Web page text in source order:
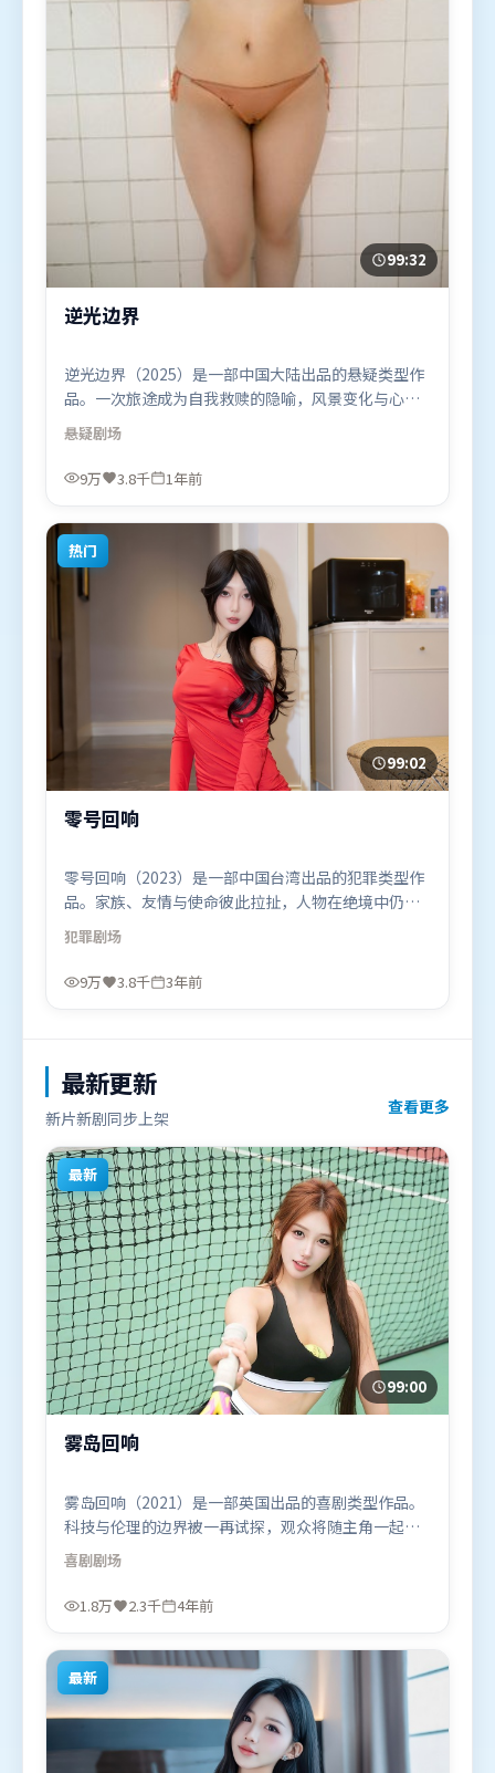
99:32
逆光边界
逆光边界（2025）是一部中国大陆出品的悬疑类型作
品。一次旅途成为自我救赎的隐喻，风景变化与心境
转折彼此呼应。叙事线索多线并进，最终在关键节点
收束。由丹尼斯·维伦纽瓦执导，张家辉、堺雅人、
谭卓，宋康昊等联袂出演。影片于2025年8月1日（中
观众观看。
悬疑剧场
9万 3.8千 1年前
热门
99:02
零号回响
零号回响（2023）是一部中国台湾出品的犯罪类型作
品。家族、友情与使命彼此拉扯，人物在绝境中仍试
图守住心中微光。摄影与美术共同营造出强烈地域气
质，增强沉浸感。由杜琪峰执导，雷佳音、吴京、段
奕宏，河正宇、杨紫、赵丽颖等联袂出演。影片于
犯罪剧场
9万 3.8千 3年前
最新更新
新片新剧同步上架
查看更多
最新
99:00
雾岛回响
雾岛回响（2021）是一部英国出品的喜剧类型作品。
科技与伦理的边界被一再试探，观众将随主角一起经
历道德震荡。群像刻画各有弧光，配角亦承担叙事推
进功能。由管虎执导，宋康昊、马东锡、谭卓，古天
乐、易烊千玺、白宇等联袂出演。影片于2021年11月
的观众观看。
喜剧剧场
1.8万 2.3千 4年前
最新